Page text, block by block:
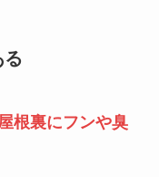
屋根裏にフンや臭